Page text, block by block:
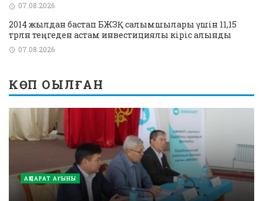
07.08.2026
2014 жылдан бастап БЖЗҚ салымшылары үшін 11,15
трлн теңгеден астам инвестициялық кіріс алынды
07.08.2026
КӨП ОҚЫЛҒАН
АҚПАРАТ АҒЫНЫ